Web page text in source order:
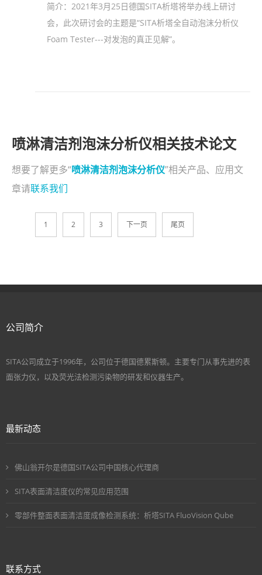
简介： 2021年3月25日德国SITA析塔将举办线上研讨
会，此次研讨会的主题是“SITA析塔全自动泡沫分析仪
Foam Tester---对发泡的真正见解”。
喷淋清洁剂泡沫分析仪相关技术论文
想要了解更多“喷淋清洁剂泡沫分析仪”相关产品、应用文
章请联系我们
1 2 3 下一页 尾页
公司简介
SITA公司成立于1996年，公司位于德国德累斯顿。主要专门从事先进的表
面张力仪，以及荧光法检测污染物的研发和仪器生产。
最新动态
佛山翁开尔是德国SITA公司中国核心代理商
SITA表面清洁度仪的常见应用范围
零部件整面表面清洁度成像检测系统：析塔SITA FluoVision Qube
联系方式